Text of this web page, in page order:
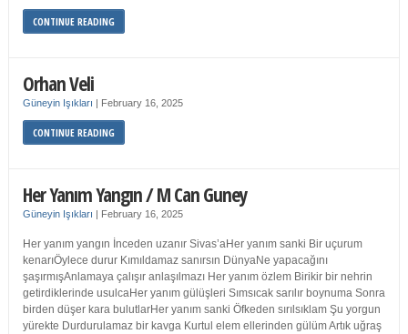
CONTINUE READING
Orhan Veli
Güneyin Işıkları | February 16, 2025
CONTINUE READING
Her Yanım Yangın / M Can Guney
Güneyin Işıkları | February 16, 2025
Her yanım yangın İnceden uzanır Sivas’aHer yanım sanki Bir uçurum
kenarıÖylece durur Kımıldamaz sanırsın DünyaNe yapacağını
şaşırmışAnlamaya çalışır anlaşılmazı Her yanım özlem Birikir bir nehrin
getirdiklerinde usulcaHer yanım gülüşleri Sımsıcak sarılır boynuma Sonra
birden düşer kara bulutlarHer yanım sanki Öfkeden sırılsıklam Şu yorgun
yürekte Durdurulamaz bir kavga Kurtul elem ellerinden gülüm Artık uğraş